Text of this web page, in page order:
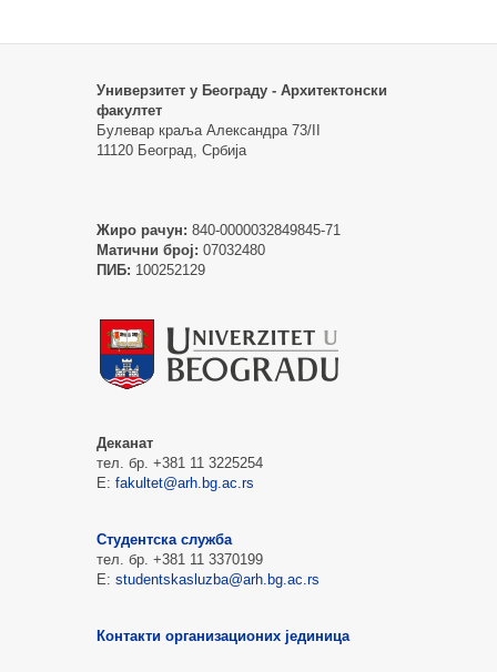
Универзитет у Београду - Архитектонски
факултет
Булевар краља Александра 73/II
11120 Београд, Србија
Жиро рачун: 840-0000032849845-71
Матични број: 07032480
ПИБ: 100252129
Деканат
тел. бр. +381 11 3225254
Е: fakultet@arh.bg.ac.rs
Студентска служба
тел. бр. +381 11 3370199
Е: studentskasluzba@arh.bg.ac.rs
Контакти организационих јединица